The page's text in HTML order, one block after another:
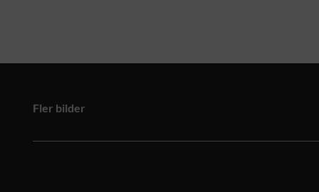
Fler bilder